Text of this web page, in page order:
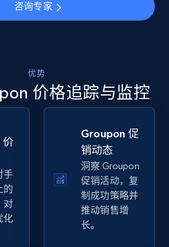
875+ 立即开始
- Collects products by
Currency, Gtin,
urls, Top reviews, and
875+ 立即开始
- Discover products by
咨询专家
优势
价格追踪与监控
价
手
的
对
化
Groupon 促
销动态
洞察 Groupon
促销活动，复
制成功策略并
推动销售增
长。